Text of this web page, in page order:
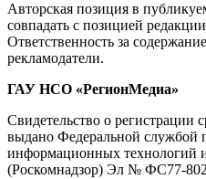
Авторская позиция в
совпадать с позицией
Ответственность за
рекламодатели.
ГАУ НСО «РегионМедиа»
Свидетельство о регистрации
выдано Федеральной службой
информационных технологий
(Роскомнадзор) Эл № ФС77-